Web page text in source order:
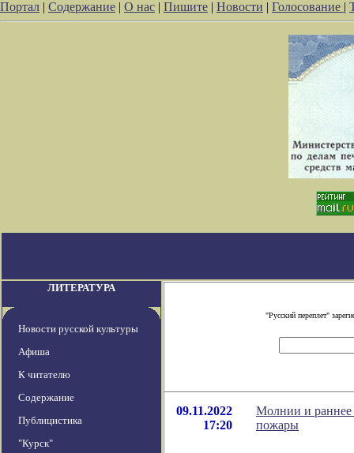
Портал | Содержание | О нас | Пишите | Новости | Голосование |
ЛИТЕРАТУРА
Новости русской культуры
Афиша
К читателю
Содержание
Публицистика
"Курск"
"Русский переплет"
09.11.2022
17:20
Молнии и раннее
пожары